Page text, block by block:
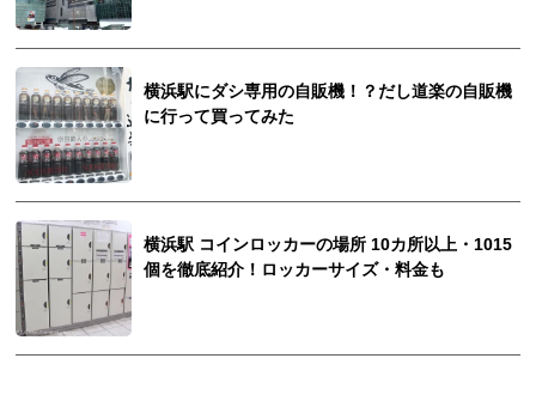
横浜駅にダシ専用の自販機！？だし道楽の自販機
に行って買ってみた
横浜駅 コインロッカーの場所 10カ所以上・1015
個を徹底紹介！ロッカーサイズ・料金も